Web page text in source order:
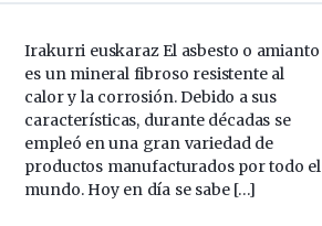
Irakurri euskaraz El asbesto o amianto
es un mineral fibroso resistente al
calor y la corrosión. Debido a sus
características, durante décadas se
empleó en una gran variedad de
productos manufacturados por todo el
mundo. Hoy en día se sabe […]